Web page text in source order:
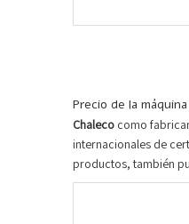
Precio de la
Chaleco como
internacionales de
productos, también